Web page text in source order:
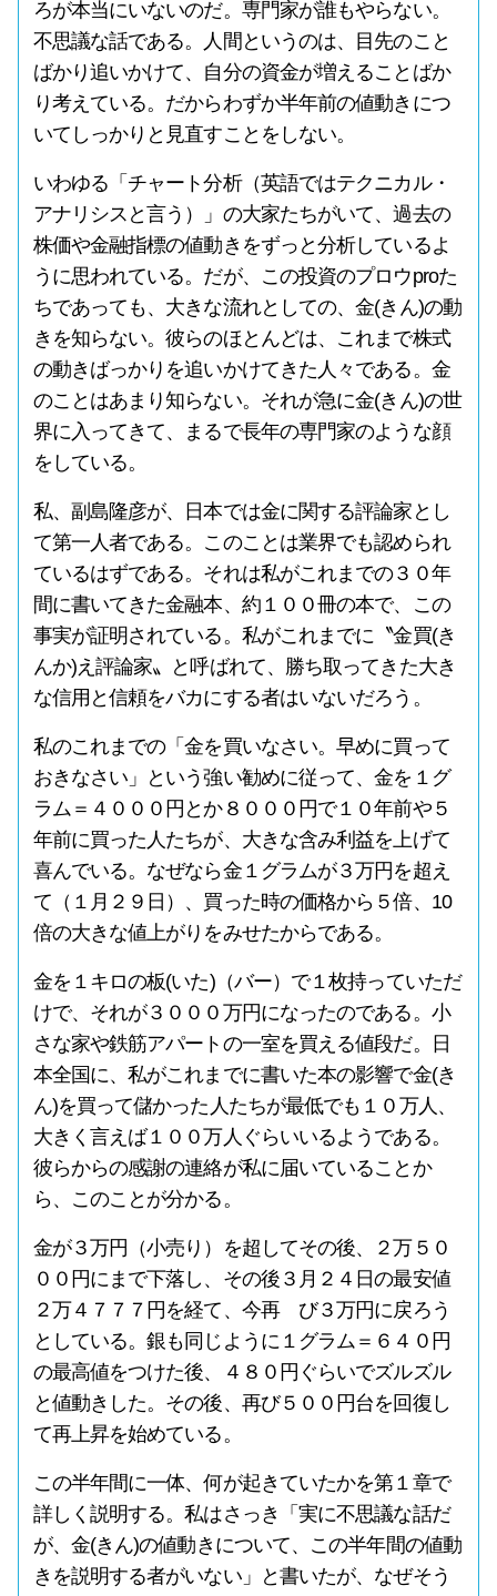
ろが本当にいないのだ。専門家が誰もやらない。
不思議な話である。人間というのは、目先のこと
ばかり追いかけて、自分の資金が増えることばか
り考えている。だからわずか半年前の値動きにつ
いてしっかりと見直すことをしない。
いわゆる「チャート分析（英語ではテクニカル・
アナリシスと言う）」の大家たちがいて、過去の
株価や金融指標の値動きをずっと分析しているよ
うに思われている。だが、この投資のプロウproた
ちであっても、大きな流れとしての、金(きん)の動
きを知らない。彼らのほとんどは、これまで株式
の動きばっかりを追いかけてきた人々である。金
のことはあまり知らない。それが急に金(きん)の世
界に入ってきて、まるで長年の専門家のような顔
をしている。
私、副島隆彦が、日本では金に関する評論家とし
て第一人者である。このことは業界でも認められ
ているはずである。それは私がこれまでの３０年
間に書いてきた金融本、約１００冊の本で、この
事実が証明されている。私がこれまでに〝金買(き
んか)え評論家〟と呼ばれて、勝ち取ってきた大き
な信用と信頼をバカにする者はいないだろう。
私のこれまでの「金を買いなさい。早めに買って
おきなさい」という強い勧めに従って、金を１グ
ラム＝４０００円とか８０００円で１０年前や５
年前に買った人たちが、大きな含み利益を上げて
喜んでいる。なぜなら金１グラムが３万円を超え
て（１月２９日）、買った時の価格から５倍、10
倍の大きな値上がりをみせたからである。
金を１キロの板(いた)（バー）で１枚持っていただ
けで、それが３０００万円になったのである。小
さな家や鉄筋アパートの一室を買える値段だ。日
本全国に、私がこれまでに書いた本の影響で金(き
ん)を買って儲かった人たちが最低でも１０万人、
大きく言えば１００万人ぐらいいるようである。
彼らからの感謝の連絡が私に届いていることか
ら、このことが分かる。
金が３万円（小売り）を超してその後、２万５０
００円にまで下落し、その後３月２４日の最安値
２万４７７７円を経て、今再 び３万円に戻ろう
としている。銀も同じように１グラム＝６４０円
の最高値をつけた後、４８０円ぐらいでズルズル
と値動きした。その後、再び５００円台を回復し
て再上昇を始めている。
この半年間に一体、何が起きていたかを第１章で
詳しく説明する。私はさっき「実に不思議な話だ
が、金(きん)の値動きについて、この半年間の値動
きを説明する者がいない」と書いたが、なぜそう